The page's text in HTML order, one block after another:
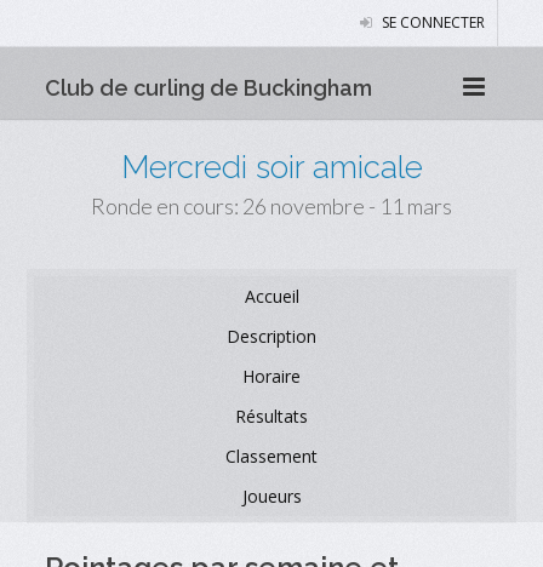
SE CONNECTER
Club de curling de Buckingham
Mercredi soir amicale
Ronde en cours: 26 novembre - 11 mars
Accueil
Description
Horaire
Résultats
Classement
Joueurs